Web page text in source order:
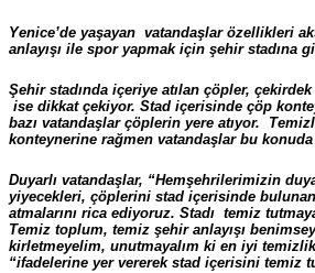
Yenice’de yaşayan vatandaşlar özellikleri
anlayışı ile spor yapmak için şehir stadına
Şehir stadında içeriye atılan çöpler,
ise dikkat çekiyor. Stad içerisinde çöp
bazı vatandaşlar çöplerin yere atıyor.
konteynerine rağmen vatandaşlar bu konuda
Duyarlı vatandaşlar, “Hemşehrilerimizin
yiyecekleri, çöplerini stad içerisinde
atmalarını rica ediyoruz. Stadı temiz
Temiz toplum, temiz şehir anlayışı
kirletmeyelim, unutmayalım ki en iyi
“ifadelerine yer vererek stad içerisini temiz